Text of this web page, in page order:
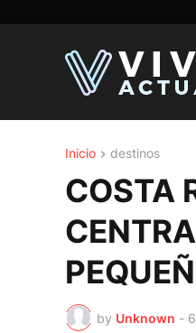
Inicio destinos
COSTA
by Unknown -